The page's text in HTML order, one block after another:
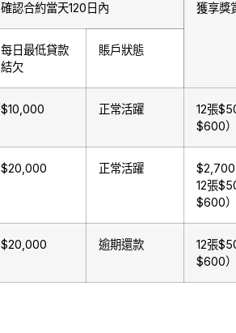
確認合約當天120日內 獲享獎
每日最低貸款
結欠
賬戶狀態
$10,000 正常活躍
12張
$600）
$20,000 正常活躍
$2,700
12張
$600）
$20,000 逾期還款
12張
$600）